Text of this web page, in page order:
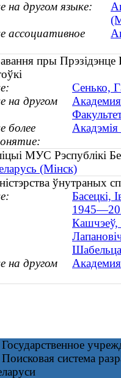
другом языке:
пры Прэзідэнце
Сенько,
другом
более
Акадэмія
МУС Рэспублікі
(Мінск)
ўнутраных
Басецкі,
Кашчэеў,
другом
система